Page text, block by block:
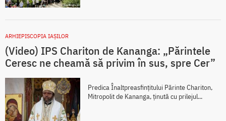
ARHIEPISCOPIA IAŞILOR
(Video) IPS Chariton de Kananga: „Părintele
Ceresc ne cheamă să privim în sus, spre Cer”
Predica Înaltpreasfințitului Părinte Chariton,
Mitropolit de Kananga, ținută cu prilejul...